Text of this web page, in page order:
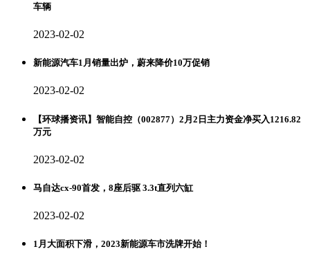
车辆
2023-02-02
新能源汽车1月销量出炉，蔚来降价10万促销
2023-02-02
【环球播资讯】智能自控（002877）2月2日主力资金净买入1216.82
万元
2023-02-02
马自达cx-90首发，8座后驱 3.3t直列六缸
2023-02-02
1月大面积下滑，2023新能源车市洗牌开始！